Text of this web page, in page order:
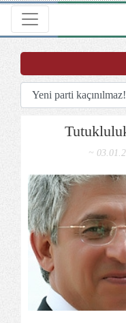
Toggle navigation
~